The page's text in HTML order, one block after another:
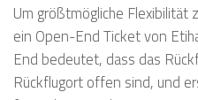
Um größtmögliche Flexibilität
ein Open-End Ticket von
End bedeutet, dass das
Rückflugort offen sind, und